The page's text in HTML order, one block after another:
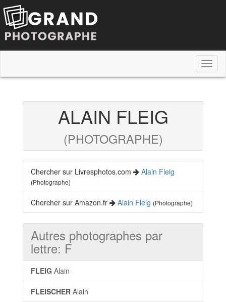
ALAIN FLEIG
(PHOTOGRAPHE)
Chercher sur Livresphotos.com Alain Fleig
(Photographe)
Chercher sur Amazon.fr Alain Fleig (Photographe)
Autres photographes par
lettre: F
FLEIG Alain
FLEISCHER Alain